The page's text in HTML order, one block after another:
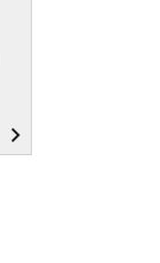
navigate_next